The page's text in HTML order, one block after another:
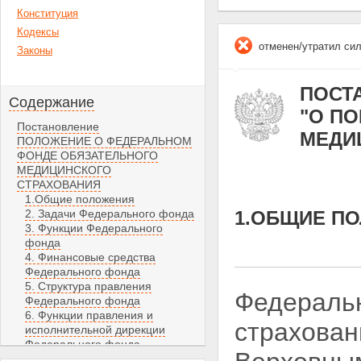
Конституция
Кодексы
Законы
Содержание
Постановление
ПОЛОЖЕНИЕ О ФЕДЕРАЛЬНОМ
ФОНДЕ ОБЯЗАТЕЛЬНОГО
МЕДИЦИНСКОГО
СТРАХОВАНИЯ
1.Общие положения
2. Задачи Федерального фонда
3. Функции Федерального
фонда
4. Финансовые средства
Федерального фонда
5. Структура правления
Федерального фонда
6. Функции правления и
исполнительной дирекции
Федерального фонда
отменен/утратил
"О
1.ОБЩИЕ